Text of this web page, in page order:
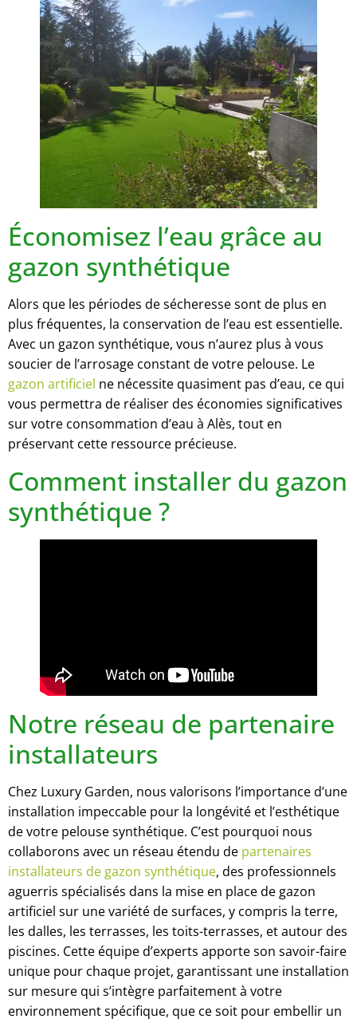
Économisez l’eau grâce au
gazon synthétique
Alors que les périodes de sécheresse sont de plus en
plus fréquentes, la conservation de l’eau est essentielle.
Avec un gazon synthétique, vous n’aurez plus à vous
soucier de l’arrosage constant de votre pelouse. Le
gazon artificiel ne nécessite quasiment pas d’eau, ce qui
vous permettra de réaliser des économies significatives
sur votre consommation d’eau à Alès, tout en
préservant cette ressource précieuse.
Comment installer du gazon
synthétique ?
Notre réseau de partenaire
installateurs
Chez Luxury Garden, nous valorisons l’importance d’une
installation impeccable pour la longévité et l’esthétique
de votre pelouse synthétique. C’est pourquoi nous
collaborons avec un réseau étendu de partenaires
installateurs de gazon synthétique, des professionnels
aguerris spécialisés dans la mise en place de gazon
artificiel sur une variété de surfaces, y compris la terre,
les dalles, les terrasses, les toits-terrasses, et autour des
piscines. Cette équipe d’experts apporte son savoir-faire
unique pour chaque projet, garantissant une installation
sur mesure qui s’intègre parfaitement à votre
environnement spécifique, que ce soit pour embellir un